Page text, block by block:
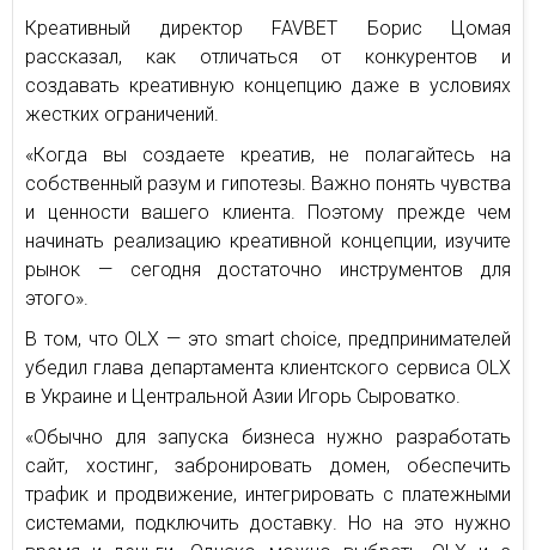
Креативный директор FAVBET Борис Цомая
рассказал, как отличаться от конкурентов и
создавать креативную концепцию даже в условиях
жестких ограничений.
«Когда вы создаете креатив, не полагайтесь на
собственный разум и гипотезы. Важно понять чувства
и ценности вашего клиента. Поэтому прежде чем
начинать реализацию креативной концепции, изучите
рынок — сегодня достаточно инструментов для
этого».
В том, что OLX — это smart choice, предпринимателей
убедил глава департамента клиентского сервиса OLX
в Украине и Центральной Азии Игорь Сыроватко.
«Обычно для запуска бизнеса нужно разработать
сайт, хостинг, забронировать домен, обеспечить
трафик и продвижение, интегрировать с платежными
системами, подключить доставку. Но на это нужно